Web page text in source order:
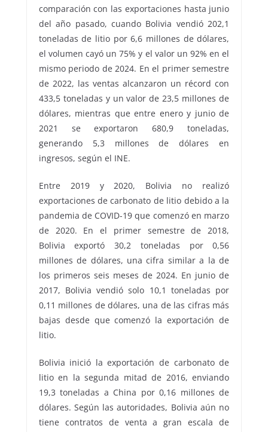
comparación con las exportaciones hasta junio
del año pasado, cuando Bolivia vendió 202,1
toneladas de litio por 6,6 millones de dólares,
el volumen cayó un 75% y el valor un 92% en el
mismo periodo de 2024. En el primer semestre
de 2022, las ventas alcanzaron un récord con
433,5 toneladas y un valor de 23,5 millones de
dólares, mientras que entre enero y junio de
2021 se exportaron 680,9 toneladas,
generando 5,3 millones de dólares en
ingresos, según el INE.
Entre 2019 y 2020, Bolivia no realizó
exportaciones de carbonato de litio debido a la
pandemia de COVID-19 que comenzó en marzo
de 2020. En el primer semestre de 2018,
Bolivia exportó 30,2 toneladas por 0,56
millones de dólares, una cifra similar a la de
los primeros seis meses de 2024. En junio de
2017, Bolivia vendió solo 10,1 toneladas por
0,11 millones de dólares, una de las cifras más
bajas desde que comenzó la exportación de
litio.
Bolivia inició la exportación de carbonato de
litio en la segunda mitad de 2016, enviando
19,3 toneladas a China por 0,16 millones de
dólares. Según las autoridades, Bolivia aún no
tiene contratos de venta a gran escala de